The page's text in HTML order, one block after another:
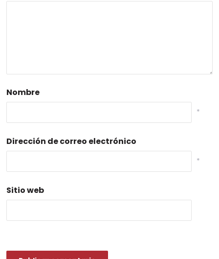
Nombre
*
Dirección de correo electrónico
*
Sitio web